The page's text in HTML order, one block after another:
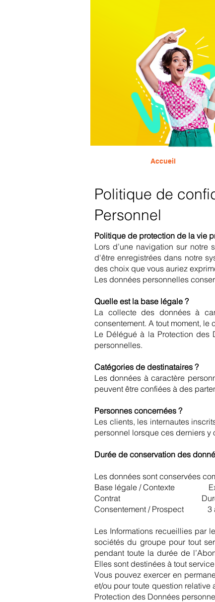
Accueil
Politique de
Personnel
Politique de protection de la vie
Lors d’une navigation sur
d'être enregistrées dans notre
des choix que vous auriez
Les données personnelles
Quelle est la base légale ?
La collecte des données à
consentement. A tout moment, le
Le Délégué à la Protection des
personnelles.
Catégories de destinataires ?
Les données à caractère
peuvent être confiées à des
Personnes concernées ?
Les clients, les internautes
personnel lorsque ces derniers y
Durée de conservation des
Les données sont conservées
Base légale / Contexte
Contrat Durée du
Consentement / Prospect 3
Les Informations recueillies par
sociétés du groupe pour tout
pendant toute la durée de
Elles sont destinées à tout
Vous pouvez exercer en
et/ou pour toute question
Protection des Données